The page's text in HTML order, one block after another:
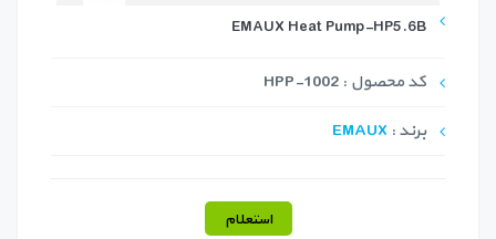
EMAUX Heat Pump-HP5.6B
کد محصول : HPP-1002
برند : EMAUX
استعلام